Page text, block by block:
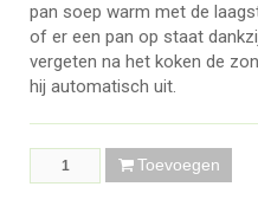
pan soep warm met de
of er een pan op staat
vergeten na het koken de
hij automatisch uit.
Toevoegen